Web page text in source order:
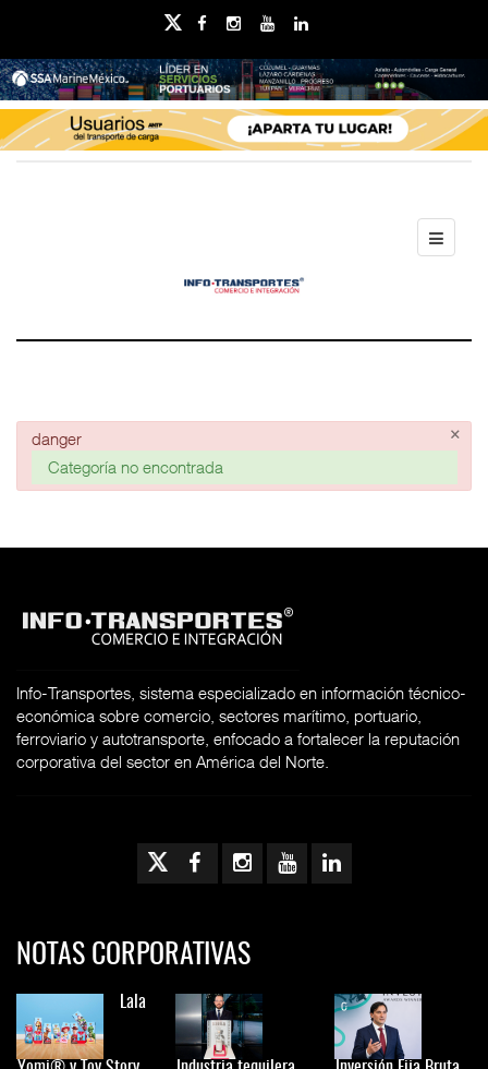
×
danger
Categoría no encontrada
Info-Transportes, sistema especializado en información técnico-
económica sobre comercio, sectores marítimo, portuario,
ferroviario y autotransporte, enfocado a fortalecer la reputación
corporativa del sector en América del Norte.
NOTAS CORPORATIVAS
Lala